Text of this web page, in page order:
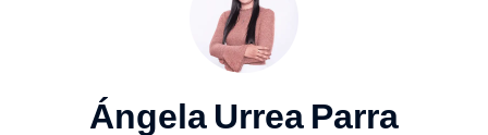
Ángela Urrea Parra